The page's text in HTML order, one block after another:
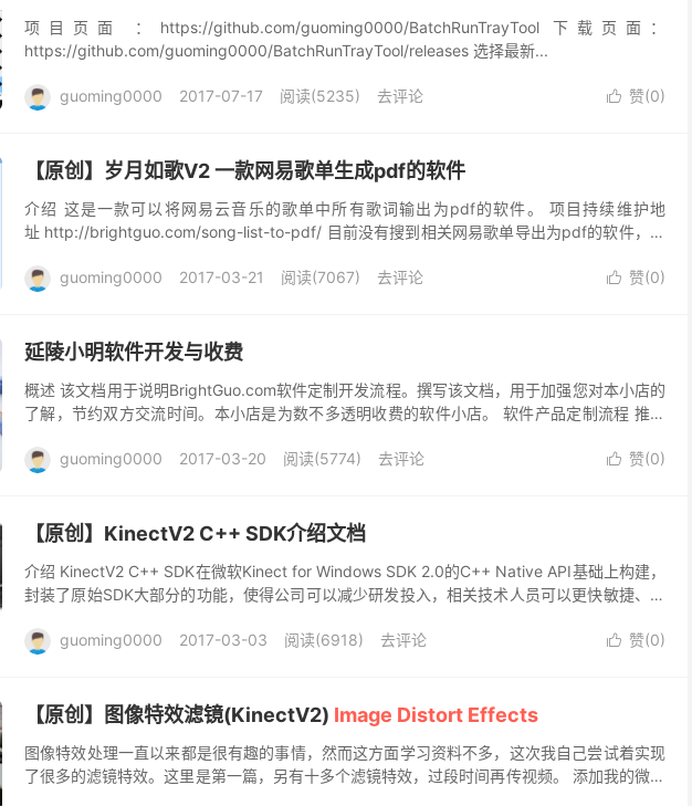
项目页面 ：https://github.com/guoming0000/BatchRunTrayTool 下载页面：
https://github.com/guoming0000/BatchRunTrayTool/releases 选择最新...
 赞(0)
guoming0000 2017-07-17 阅读(5235) 去评论
【原创】岁月如歌V2 一款网易歌单生成pdf的软件
介绍 这是一款可以将网易云音乐的歌单中所有歌词输出为pdf的软件。 项目持续维护地
址 http://brightguo.com/song-list-to-pdf/ 目前没有搜到相关网易歌单导出为pdf的软件，因
 赞(0)
guoming0000 2017-03-21 阅读(7067) 去评论
延陵小明软件开发与收费
概述 该文档用于说明BrightGuo.com软件定制开发流程。撰写该文档，用于加强您对本小店的
了解，节约双方交流时间。本小店是为数不多透明收费的软件小店。 软件产品定制流程 推荐
 赞(0)
guoming0000 2017-03-20 阅读(5774) 去评论
【原创】KinectV2 C++ SDK介绍文档
介绍 KinectV2 C++ SDK在微软Kinect for Windows SDK 2.0的C++ Native API基础上构建，
封装了原始SDK大部分的功能，使得公司可以减少研发投入，相关技术人员可以更快敏捷、稳
 赞(0)
guoming0000 2017-03-03 阅读(6918) 去评论
【原创】图像特效滤镜(KinectV2) Image Distort Effects
图像特效处理一直以来都是很有趣的事情，然而这方面学习资料不多，这次我自己尝试着实现
了很多的滤镜特效。这里是第一篇，另有十多个滤镜特效，过段时间再传视频。 添加我的微信